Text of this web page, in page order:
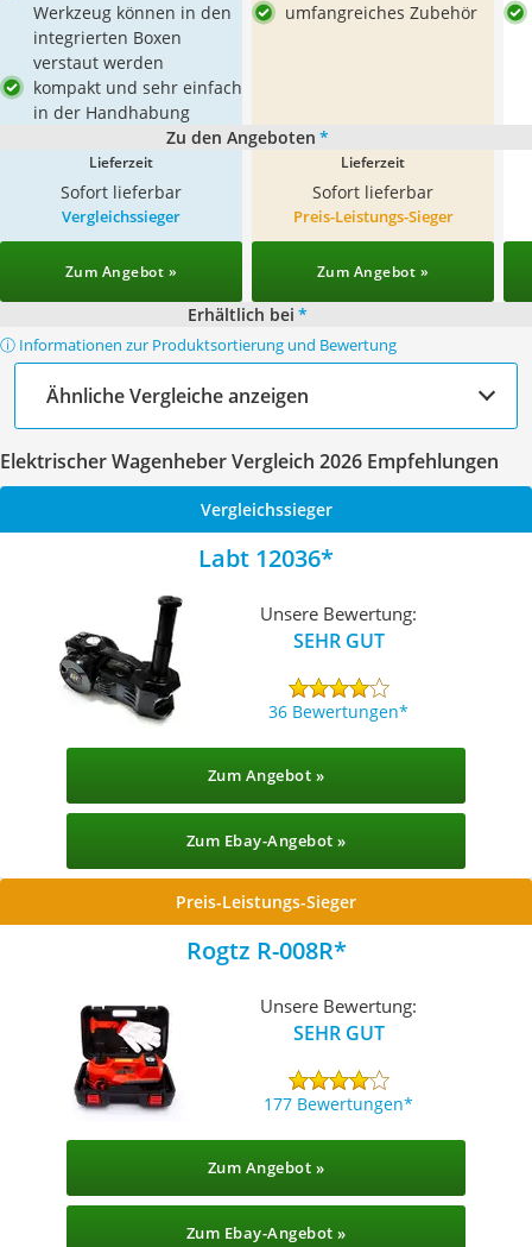
Werkzeug können in den
integrierten Boxen
verstaut werden
kompakt und sehr einfach
in der Handhabung
umfangreiches Zubehör
Zu den Angeboten *
Lieferzeit
Sofort lieferbar
Lieferzeit
Sofort lieferbar
Vergleichssieger
Zum Angebot »
Preis-Leistungs-Sieger
Zum Angebot »
Erhältlich bei *
ⓘ Informationen zur Produktsortierung und Bewertung
Ähnliche Vergleiche anzeigen
Elektrischer Wagenheber Vergleich 2026 Empfehlungen
Vergleichssieger
Labt 12036
Unsere Bewertung:
SEHR GUT
36 Bewertungen
Zum Angebot »
Zum Ebay-Angebot »
Preis-Leistungs-Sieger
Rogtz ‎R-008R
Unsere Bewertung:
SEHR GUT
177 Bewertungen
Zum Angebot »
Zum Ebay-Angebot »